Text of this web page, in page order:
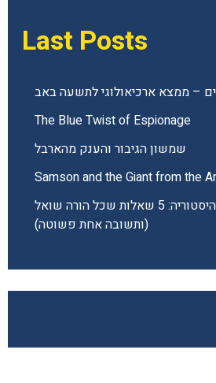
Last Posts
– ממצא ארכיאולוגי לתשעה באב
The Blue Twist of Espionage
שמשון הגיבור והענק מהארבל
Samson and the Giant from the
חינוך ביתי ולימוד היסטוריה: 5 שאלות שכל הורה שואל
(ותשובה אחת פשוטה)